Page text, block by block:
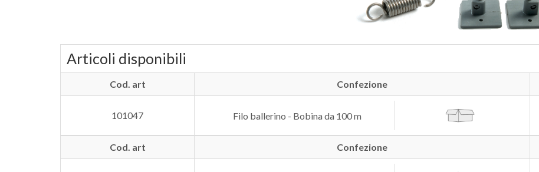
Articoli disponibili
Cod. art Confezione
101047 Filo ballerino - Bobina da 100 m
Cod. art Confezione